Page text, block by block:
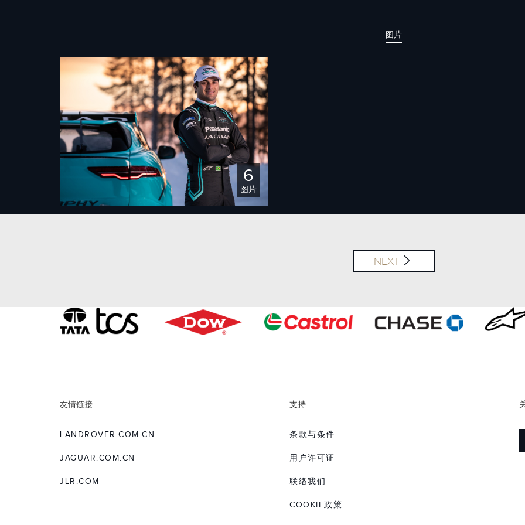
图片
6
图片
FACEBOOK
X
下载 下载 下载
NEXT
友情链接
LANDROVER.COM.CN
JAGUAR.COM.CN
JLR.COM
支持
条款与条件
用户许可证
联络我们
COOKIE政策